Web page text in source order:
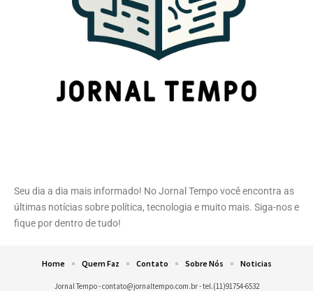
Seu dia a dia mais informado! No Jornal Tempo você encontra as
últimas notícias sobre política, tecnologia e muito mais. Siga-nos e
fique por dentro de tudo!
Jornal Tempo -contato@jornaltempo.com.br- tel.(11)91754-6532
Home Quem Faz Contato Sobre Nós Noticias